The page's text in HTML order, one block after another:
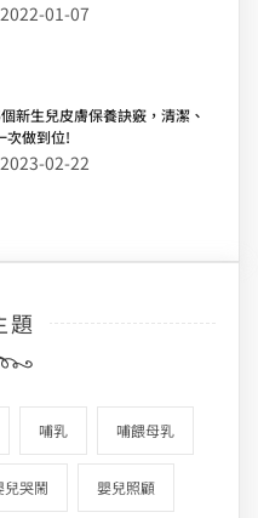
2022-01-07
新生兒皮膚保養訣竅，清潔、
次做到位!
2023-02-22
題
哺乳 哺餵母乳
兒哭鬧 嬰兒照顧